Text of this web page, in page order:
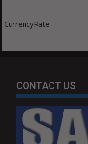
CurrencyRate
CONTACT US